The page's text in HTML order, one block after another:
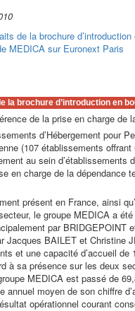
de la brochure d’introduction
MEDICA sur Euronext Paris
la brochure d’introduction en
de la prise en charge
d’Hébergement pour
(107 établissements
au sein
en charge de la dépendance
présent en France, ainsi
le groupe MEDICA a
par
Jacques BAILET et Christine
et une capacité d’accueil
à sa présence sur les deux
MEDICA est passé de
moyen de son chiffre
opérationnel courant